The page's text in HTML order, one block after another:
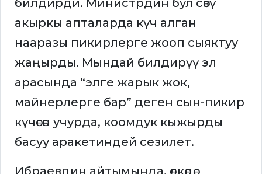
билдирди. Министрдин бул сөзү
акыркы апталарда күч алган
нааразы пикирлерге жооп сыяктуу
жаңырды. Мындай билдирүү эл
арасында “элге жарык жок,
майнерлерге бар” деген сын-пикир
күчөгөн учурда, коомдук кыжырды
басуу аракетиндей сезилет.